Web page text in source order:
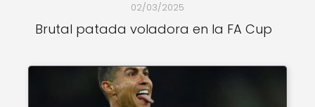
02/03/2025
Brutal patada voladora en la FA Cup